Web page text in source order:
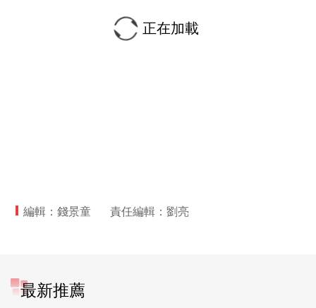
正在加載
編輯：錢景童 責任編輯：劉亮
最新推薦